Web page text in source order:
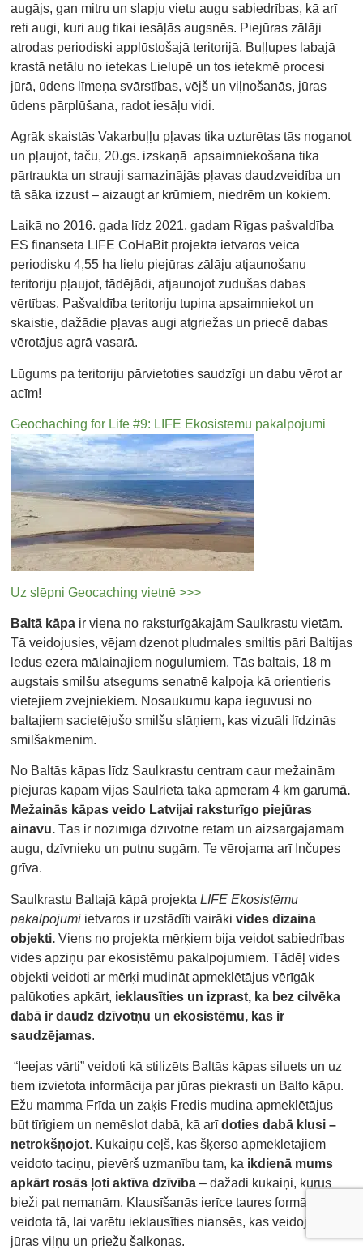
augājs, gan mitru un slapju vietu augu sabiedrības, kā arī
reti augi, kuri aug tikai iesāļās augsnēs. Piejūras zālāji
atrodas periodiski applūstošajā teritorijā, Buļļupes labajā
krastā netālu no ietekas Lielupē un tos ietekmē procesi
jūrā, ūdens līmeņa svārstības, vējš un viļņošanās, jūras
ūdens pārplūšana, radot iesāļu vidi.
Agrāk skaistās Vakarbuļļu pļavas tika uzturētas tās noganot
un pļaujot, taču, 20.gs. izskaņā apsaimniekošana tika
pārtraukta un strauji samazinājās pļavas daudzveidība un
tā sāka izzust – aizaugt ar krūmiem, niedrēm un kokiem.
Laikā no 2016. gada līdz 2021. gadam Rīgas pašvaldība
ES finansētā LIFE CoHaBit projekta ietvaros veica
periodisku 4,55 ha lielu piejūras zālāju atjaunošanu
teritoriju pļaujot, tādējādi, atjaunojot zudušas dabas
vērtības. Pašvaldība teritoriju tupina apsaimniekot un
skaistie, dažādie pļavas augi atgriežas un priecē dabas
vērotājus agrā vasarā.
Lūgums pa teritoriju pārvietoties saudzīgi un dabu vērot ar
acīm!
Geochaching for Life #9: LIFE Ekosistēmu pakalpojumi
Uz slēpni Geocaching vietnē >>>
Baltā kāpa ir viena no raksturīgākajām Saulkrastu vietām.
Tā veidojusies, vējam dzenot pludmales smiltis pāri Baltijas
ledus ezera mālainajiem nogulumiem. Tās baltais, 18 m
augstais smilšu atsegums senatnē kalpoja kā orientieris
vietējiem zvejniekiem. Nosaukumu kāpa ieguvusi no
baltajiem sacietējušo smilšu slāņiem, kas vizuāli līdzinās
smilšakmenim.
No Baltās kāpas līdz Saulkrastu centram caur mežainām
piejūras kāpām vijas Saulrieta taka apmēram 4 km garumā.
Mežainās kāpas veido Latvijai raksturīgo piejūras
ainavu. Tās ir nozīmīga dzīvotne retām un aizsargājamām
augu, dzīvnieku un putnu sugām. Te vērojama arī Inčupes
grīva.
Saulkrastu Baltajā kāpā projekta LIFE Ekosistēmu
pakalpojumi ietvaros ir uzstādīti vairāki vides dizaina
objekti. Viens no projekta mērķiem bija veidot sabiedrības
vides apziņu par ekosistēmu pakalpojumiem. Tādēļ vides
objekti veidoti ar mērķi mudināt apmeklētājus vērīgāk
palūkoties apkārt, ieklausīties un izprast, ka bez cilvēka
dabā ir daudz dzīvotņu un ekosistēmu, kas ir
saudzējamas.
“Ieejas vārti” veidoti kā stilizēts Baltās kāpas siluets un uz
tiem izvietota informācija par jūras piekrasti un Balto kāpu.
Ežu mamma Frīda un zaķis Fredis mudina apmeklētājus
būt tīrīgiem un nemēslot dabā, kā arīdoties dabā klusi –
netrokšņojot. Kukaiņu ceļš, kas šķērso apmeklētājiem
veidoto taciņu, pievērš uzmanību tam, ka ikdienā mums
apkārt rosās ļoti aktīva dzīvība – dažādi kukaiņi, kurus
bieži pat nemanām. Klausīšanās ierīce taures formā, ir
veidota tā, lai varētu ieklausīties niansēs, kas veidojas no
jūras viļņu un priežu šalkoņas.